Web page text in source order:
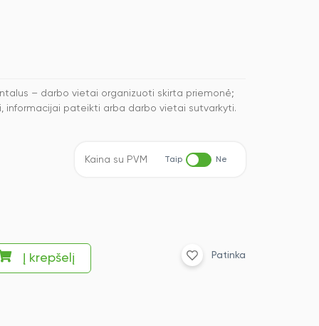
– darbo vietai organizuoti skirta priemonė;
informacijai pateikti arba darbo vietai sutvarkyti.
Kaina su PVM Taip Ne
Į krepšelį Patinka